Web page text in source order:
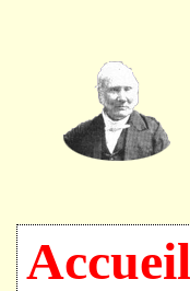
Le moteur Stirling
Accueil